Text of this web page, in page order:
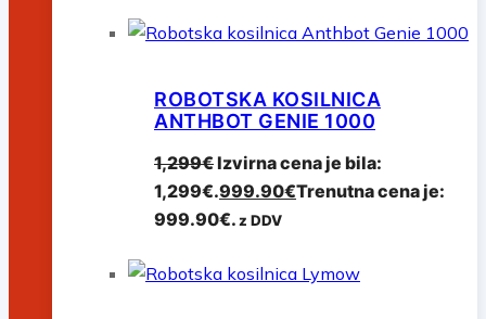
ROBOTSKA KOSILNICA
ANTHBOT GENIE 1000
1,299€Izvirna cena je bila:
1,299€.999.90€Trenutna cena je:
999.90€.z DDV